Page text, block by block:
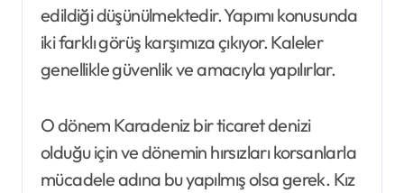
edildiği düşünülmektedir. Yapımı konusunda
iki farklı görüş karşımıza çıkıyor. Kaleler
genellikle güvenlik ve amacıyla yapılırlar.
O dönem Karadeniz bir ticaret denizi
olduğu için ve dönemin hırsızları korsanlarla
mücadele adına bu yapılmış olsa gerek. Kız